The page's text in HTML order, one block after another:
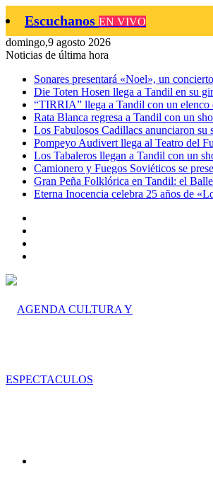
Escuchanos EN VIVO
domingo,9 agosto 2026
Noticias de última hora
Sonares presentará «Noel», un
Die Toten Hosen llega a Tandil en su
“TIRRIA” llega a Tandil con un elenco
Rata Blanca regresa a Tandil con un
Los Fabulosos Cadillacs anunciaron su
Pompeyo Audivert llega al Teatro del
Los Tabaleros llegan a Tandil con un
Camionero y Fuegos Soviéticos se
Gran Peña Folklórica en Tandil: el
Eterna Inocencia celebra 25 años de